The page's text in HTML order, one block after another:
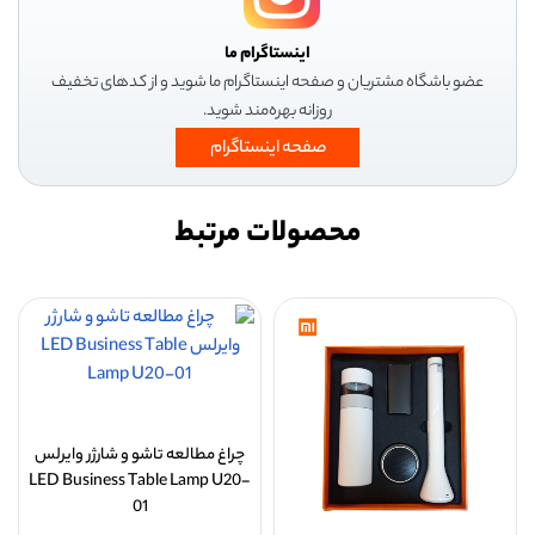
اینستاگرام ما
عضو باشگاه مشتریان و صفحه اینستاگرام ما شوید و از کدهای تخفیف
روزانه بهره‌مند شوید.
صفحه اینستاگرام
محصولات مرتبط
چراغ مطالعه تاشو و شارژر وایرلس
LED Business Table Lamp U20-
01